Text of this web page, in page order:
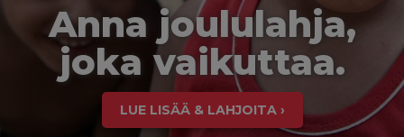
Anna joululahja,
joka vaikuttaa.
LUE LISÄÄ & LAHJOITA ›